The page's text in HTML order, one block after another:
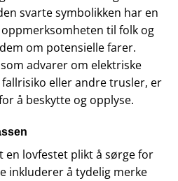
svarte symbolikken har en
til folk og
om potensielle farer.
advarer om elektriske
eller andre trusler, er
å beskytte og opplyse.
en lovfestet plikt å sørge for
inkluderer å tydelig merke